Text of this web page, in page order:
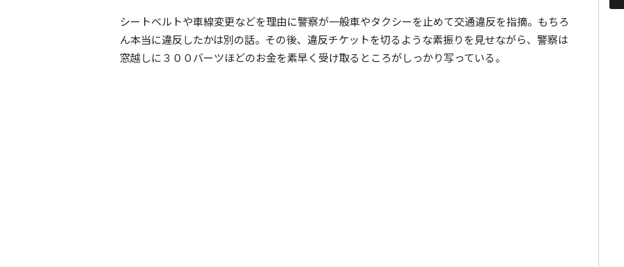
シートベルトや車線変更などを理由に警察が一般車やタクシーを止めて交通違反を指摘。もちろ
ん本当に違反したかは別の話。その後、違反チケットを切るような素振りを見せながら、警察は
窓越しに３００バーツほどのお金を素早く受け取るところがしっかり写っている。